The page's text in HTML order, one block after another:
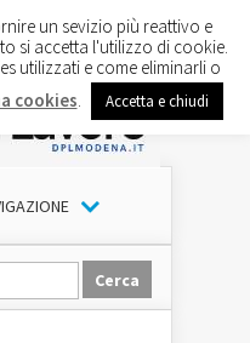
un sevizio più reattivo e
si accetta l'utilizzo di cookie.
utilizzati e come eliminarli o
cookies Accetta e chiudi